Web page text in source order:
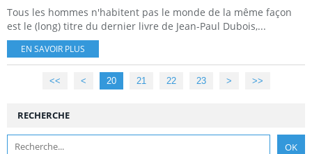
Tous les hommes n'habitent pas le monde de la même façon
est le (long) titre du dernier livre de Jean-Paul Dubois,...
EN SAVOIR PLUS
<< < 10
20 21 22 23 > >>
RECHERCHE